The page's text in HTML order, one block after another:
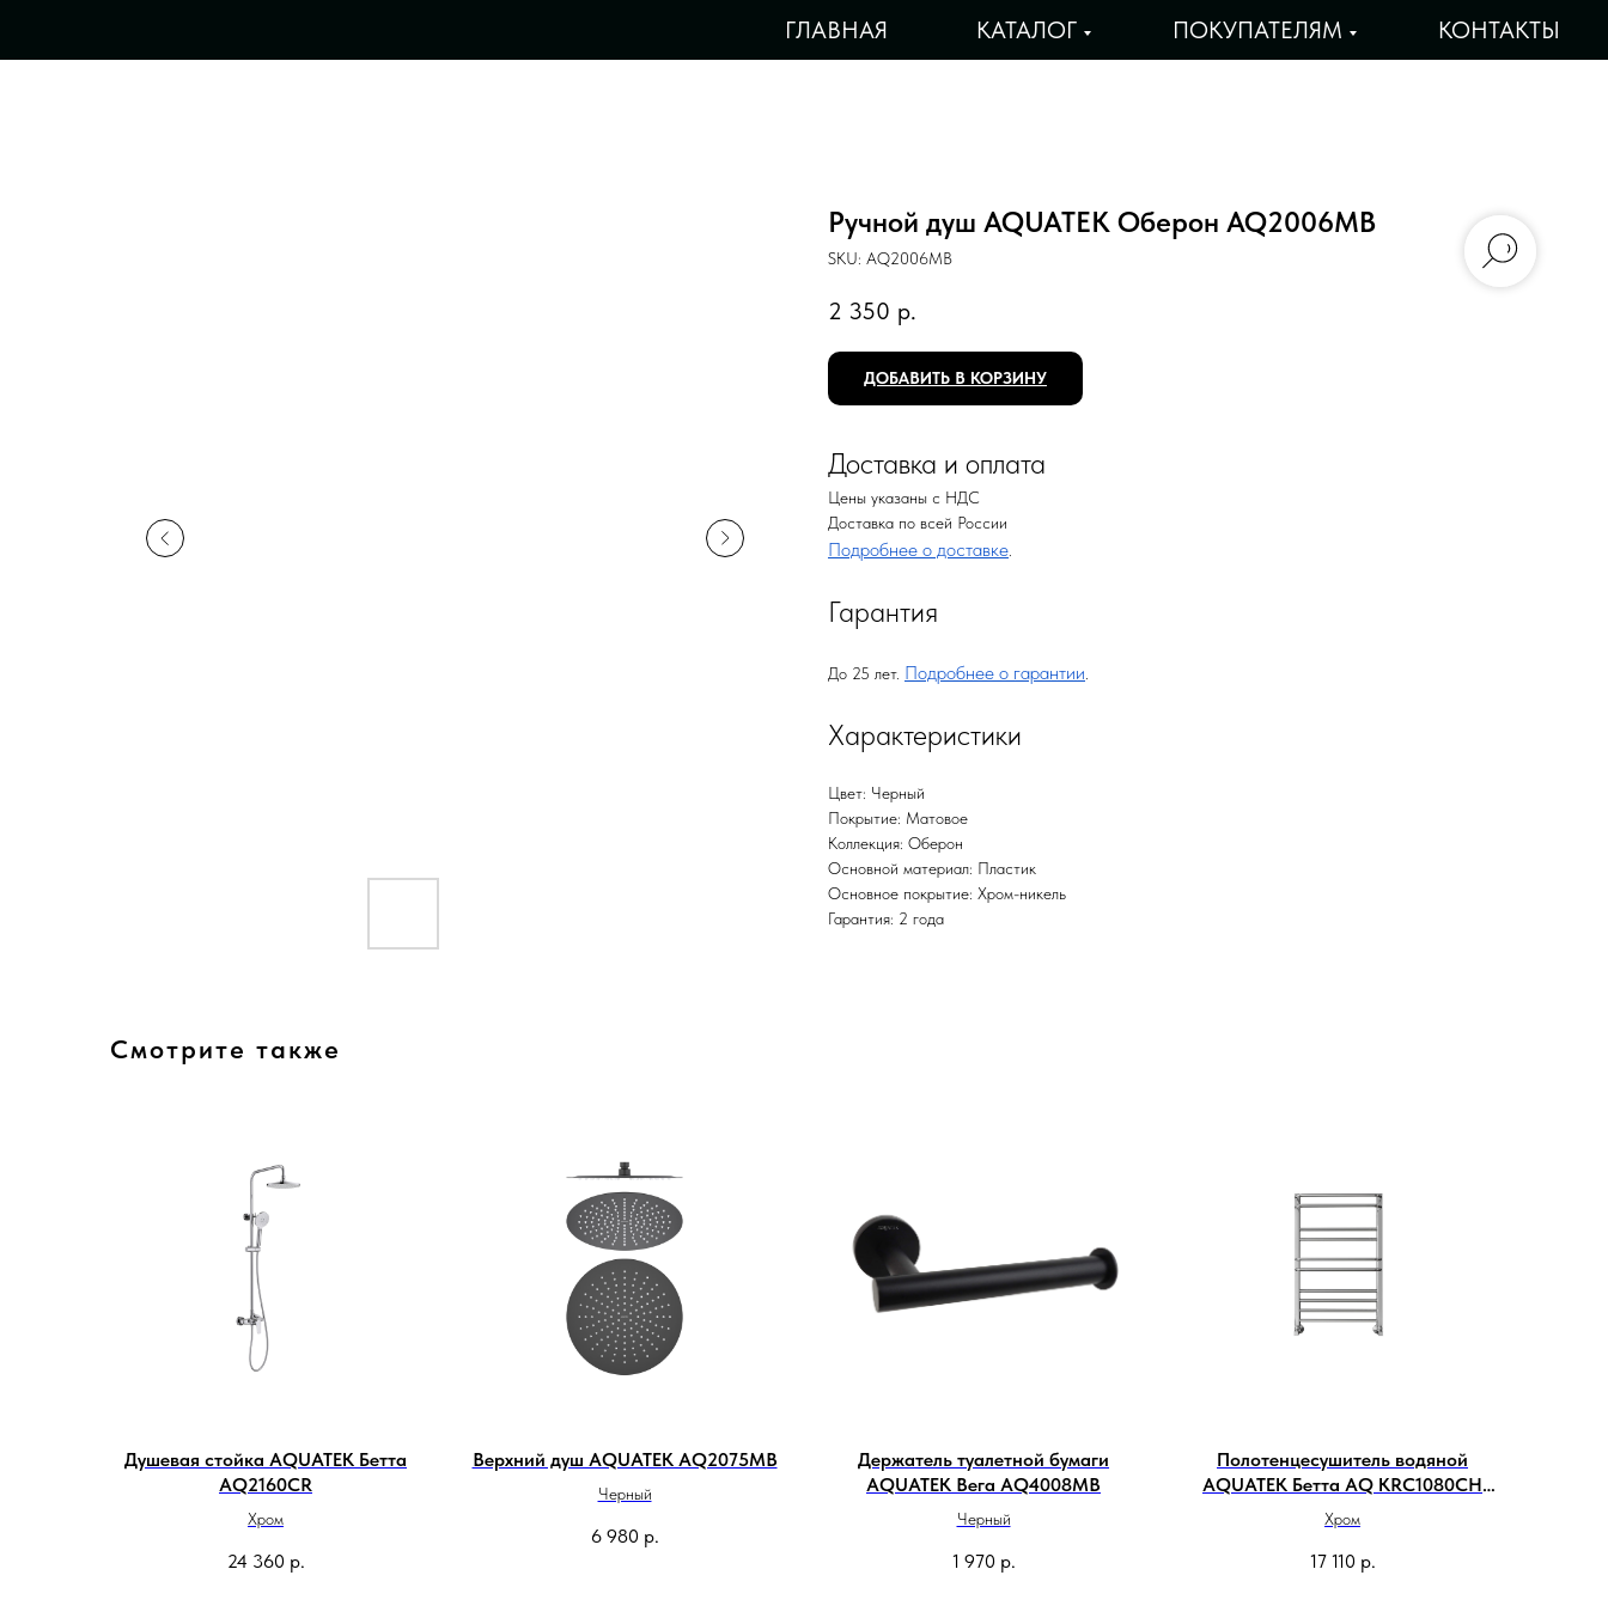
ГЛАВНАЯ КАТАЛОГ ПОКУПАТЕЛЯМ КОНТАКТЫ
Ручной душ AQUATEK Оберон AQ2006MB
SKU: AQ2006MB
2 350 р.
ДОБАВИТЬ В КОРЗИНУ
Доставка и оплата
Цены указаны с НДС
Доставка по всей России
Подробнее о доставке
Гарантия
До 25 лет. Подробнее о гарантии
Характеристики
Цвет: Черный
Покрытие: Матовое
Коллекция: Оберон
Основной материал: Пластик
Основное покрытие: Хром-никель
Гарантия: 2 года
Смотрите также
Душевая стойка AQUATEK Бетта
AQ2160CR
Хром
24 360 р.
Верхний душ AQUATEK AQ2075MB
Черный
6 980 р.
Держатель туалетной бумаги
AQUATEK Вега AQ4008MB
Черный
1 970 р.
Полотенцесушитель водяной
AQUATEK Бетта AQ KRC1080CH
50х80
Хром
17 110 р.